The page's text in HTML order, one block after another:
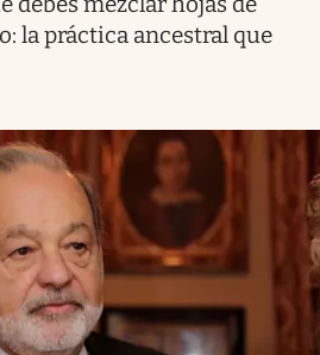
la práctica ancestral que